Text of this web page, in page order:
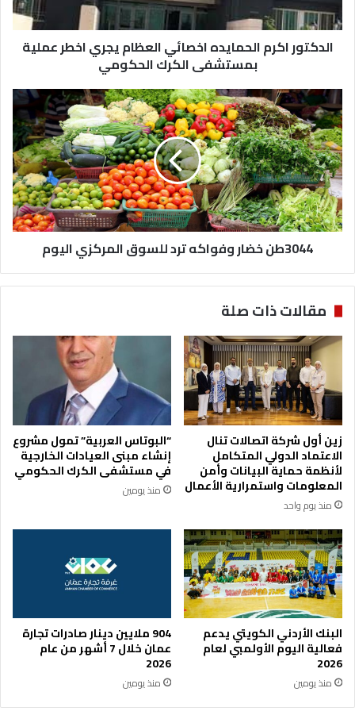
عملية
بمستشفى
الكرك
الدكتور اكرم الحمايده اخصائي العظام يجري اخطر عملية
بمستشفى الكرك الحكومي
3044طن
خضار
وفواكه
ترد
للسوق
المركزي
اليوم
3044طن خضار وفواكه ترد للسوق المركزي اليوم
مقالات ذات صلة
زين أول شركة اتصالات تنال
الاعتماد الدولي المتكامل
لأنظمة حماية البيانات وأمن
المعلومات واستمرارية الأعمال
منذ يوم واحد
“البوتاس العربية” تمول مشروع
إنشاء مبنى العيادات الخارجية
في مستشفى الكرك الحكومي
منذ يومين
البنك الأردني الكويتي يدعم
فعالية اليوم الأولمبي لعام
2026
منذ يومين
904 ملايين دينار صادرات تجارة
عمان خلال 7 أشهر من عام
2026
منذ يومين